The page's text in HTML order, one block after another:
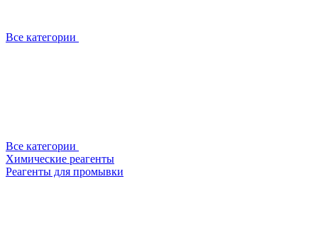
Все категории
Все категории
Химические реагенты
Реагенты для промывки